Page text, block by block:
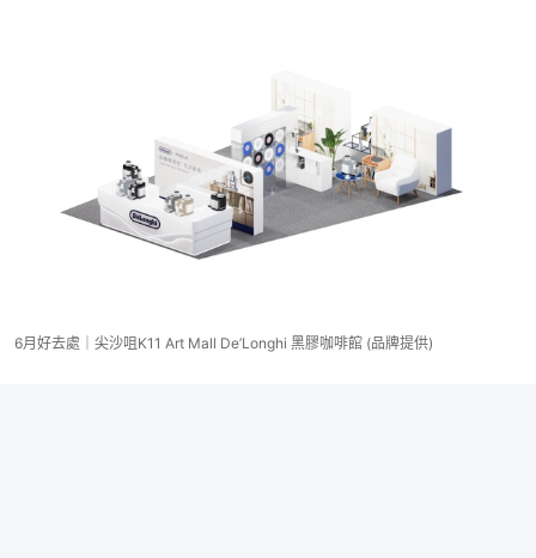
6月好去處｜尖沙咀K11 Art Mall De’Longhi 黑膠咖啡館 (品牌提供)